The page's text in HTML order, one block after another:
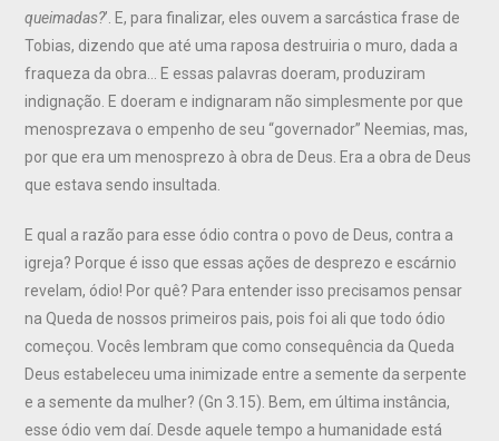
queimadas?’. E, para finalizar, eles ouvem a sarcástica frase de
Tobias, dizendo que até uma raposa destruiria o muro, dada a
fraqueza da obra… E essas palavras doeram, produziram
indignação. E doeram e indignaram não simplesmente por que
menosprezava o empenho de seu “governador” Neemias, mas,
por que era um menosprezo à obra de Deus. Era a obra de Deus
que estava sendo insultada.
E qual a razão para esse ódio contra o povo de Deus, contra a
igreja? Porque é isso que essas ações de desprezo e escárnio
revelam, ódio! Por quê? Para entender isso precisamos pensar
na Queda de nossos primeiros pais, pois foi ali que todo ódio
começou. Vocês lembram que como consequência da Queda
Deus estabeleceu uma inimizade entre a semente da serpente
e a semente da mulher? (Gn 3.15). Bem, em última instância,
esse ódio vem daí. Desde aquele tempo a humanidade está